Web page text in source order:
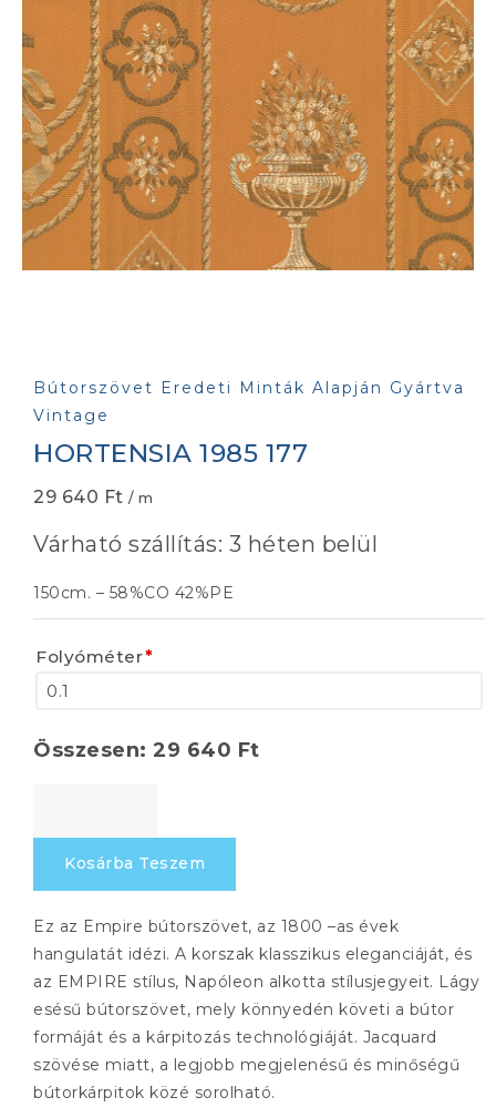
Bútorszövet Eredeti Minták Alapján Gyártva
Vintage
HORTENSIA 1985 177
29 640 Ft / m
Várható szállítás: 3 héten belül
150cm. – 58%CO 42%PE
Folyóméter*
Összesen: 29 640 Ft
Kosárba Teszem
Ez az Empire bútorszövet, az 1800 –as évek
hangulatát idézi. A korszak klasszikus eleganciáját, és
az EMPIRE stílus, Napóleon alkotta stílusjegyeit. Lágy
esésű bútorszövet, mely könnyedén követi a bútor
formáját és a kárpitozás technológiáját. Jacquard
szövése miatt, a legjobb megjelenésű és minőségű
bútorkárpitok közé sorolható.